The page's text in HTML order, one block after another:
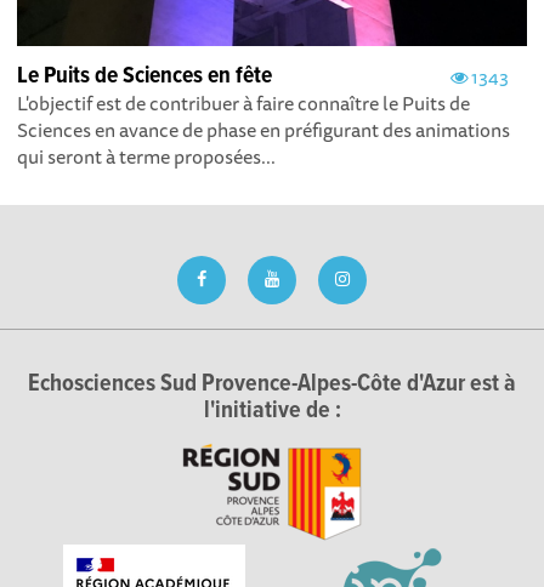
1343
Le Puits de Sciences en fête
L'objectif est de contribuer à faire connaître le Puits de
Sciences en avance de phase en préfigurant des animations
qui seront à terme proposées...
Echosciences Sud Provence-Alpes-Côte d'Azur est à
l'initiative de :